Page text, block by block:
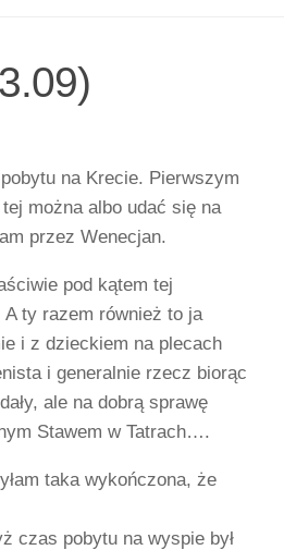
na Krecie. Pierwszym
można albo udać się na
przez Wenecjan.
pod kątem tej
A ty razem również to ja
i z dzieckiem na plecach
i generalnie rzecz biorąc
ale na dobrą sprawę
Stawem w Tatrach….
taka wykończona, że
czas pobytu na wyspie był